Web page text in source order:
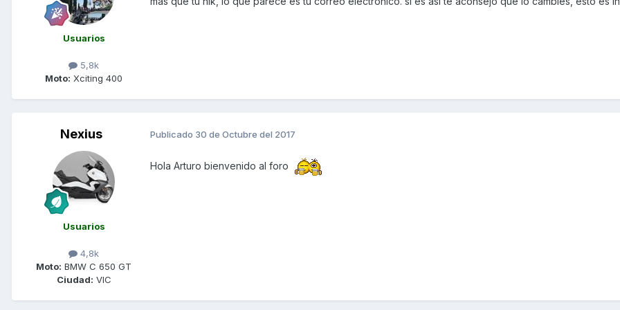
Usuarios
5,8k
Moto: Xciting 400
Nexius
Usuarios
4,8k
Moto: BMW C 650 GT
Ciudad: VIC
Publicado 30 de Octubre del 2017
Hola Arturo bienvenido al foro